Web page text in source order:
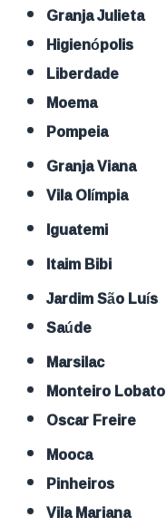
Granja Julieta
Higienópolis
Liberdade
Moema
Pompeia
Granja Viana
Vila Olímpia
Iguatemi
Itaim Bibi
Jardim São Luís
Saúde
Marsilac
Monteiro Lobato
Oscar Freire
Mooca
Pinheiros
Vila Mariana